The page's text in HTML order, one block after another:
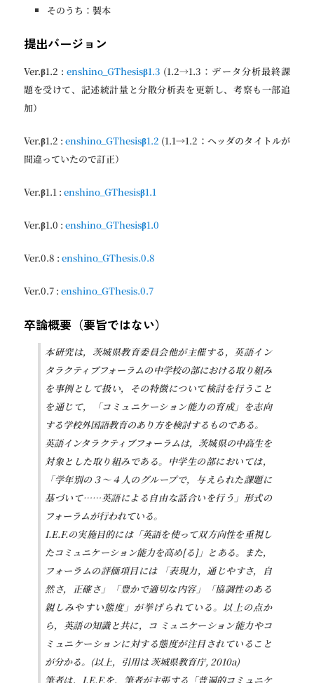
そのうち：製本
提出バージョン
Ver.β1.2 :enshino_GThesisβ1.3 (1.2→1.3：データ分析最終課
題を受けて、記述統計量と分散分析表を更新し、考察も一部追
加）
Ver.β1.2 :enshino_GThesisβ1.2 (1.1→1.2：ヘッダのタイトルが
間違っていたので訂正）
Ver.β1.1 :enshino_GThesisβ1.1
Ver.β1.0 :enshino_GThesisβ1.0
Ver.0.8 :enshino_GThesis.0.8
Ver.0.7 :enshino_GThesis.0.7
卒論概要（要旨ではない）
本研究は，茨城県教育委員会他が主催する，英語イン
タラクティブフォーラムの中学校の部における取り組み
を事例として扱い，その特徴について検討を行うこと
を通じて，「コミュニケーション能力の育成」を志向
する学校外国語教育のあり方を検討するものである。
英語インタラクティブフォーラムは，茨城県の中高生を
対象とした取り組みである。中学生の部においては，
「学年別の３〜４人のグループで，与えられた課題に
基づいて……英語による自由な話合いを行う」形式の
フォーラムが行われている。
I.E.F.の実施目的には「英語を使って双方向性を重視し
たコミュニケーション能力を高め[る]」とある。また，
フォーラムの評価項目には 「表現力，通じやすさ，自
然さ，正確さ」「豊かで適切な内容」「協調性のある
親しみやすい態度」が挙げられている。以上の点か
ら，英語の知識と共に，コ ミュニケーション能力やコ
ミュニケーションに対する態度が注目されていること
が分かる。(以上，引用は 茨城県教育庁, 2010a)
筆者は，I.E.F.を，筆者が主張する「普遍的コミュニケ